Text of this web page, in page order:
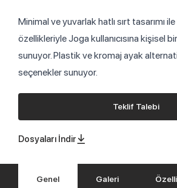
Tavsiye Ediyoruz
Minimal ve yuvarlak hatlı sırt tasarımı
özellikleriyle Joga kullanıcısına kişisel
sunuyor. Plastik ve kromaj ayak
seçenekler sunuyor.
Teklif Talebi
Dosyaları İndir
Genel Galeri